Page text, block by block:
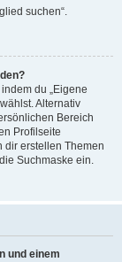
suchen“.
du „Eigene
Alternativ
Bereich
Profilseite
dir erstellen Themen
Suchmaske ein.
und einem